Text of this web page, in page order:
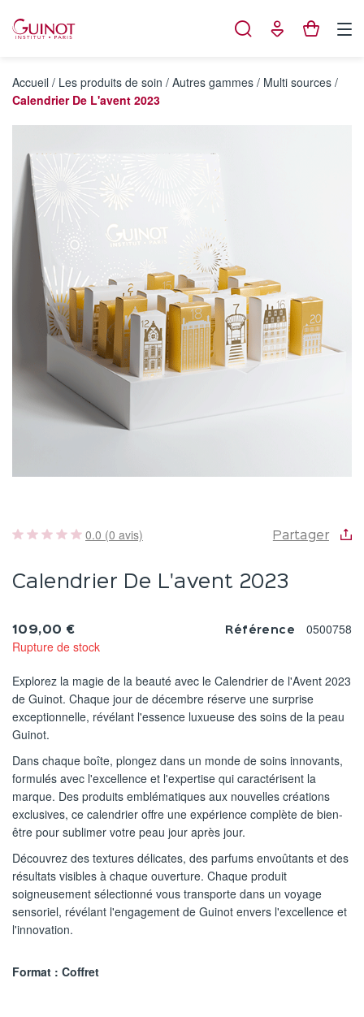
Accueil / Les produits de soin / Autres gammes / Multi sources /
Calendrier De L'avent 2023
0.0 (0 avis) Partager
Calendrier De L'avent 2023
109,00 €
Rupture de stock
Référence 0500758
Explorez la magie de la beauté avec le Calendrier de l'Avent 2023
de Guinot. Chaque jour de décembre réserve une surprise
exceptionnelle, révélant l'essence luxueuse des soins de la peau
Guinot.
Dans chaque boîte, plongez dans un monde de soins innovants,
formulés avec l'excellence et l'expertise qui caractérisent la
marque. Des produits emblématiques aux nouvelles créations
exclusives, ce calendrier offre une expérience complète de bien-
être pour sublimer votre peau jour après jour.
Découvrez des textures délicates, des parfums envoûtants et des
résultats visibles à chaque ouverture. Chaque produit
soigneusement sélectionné vous transporte dans un voyage
sensoriel, révélant l'engagement de Guinot envers l'excellence et
l'innovation.
Format : Coffret